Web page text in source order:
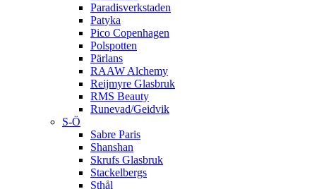
Paradisverkstaden
Patyka
Pico Copenhagen
Polspotten
Pärlans
RAAW Alchemy
Reijmyre Glasbruk
RMS Beauty
Runevad/Geidvik
S-Ö
Sabre Paris
Shanshan
Skrufs Glasbruk
Stackelbergs
Sthål